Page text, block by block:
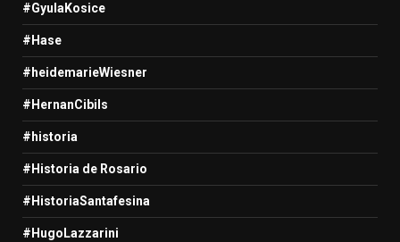
#GyulaKosice
#Hase
#heidemarieWiesner
#HernanCibils
#historia
#Historia de Rosario
#HistoriaSantafesina
#HugoLazzarini